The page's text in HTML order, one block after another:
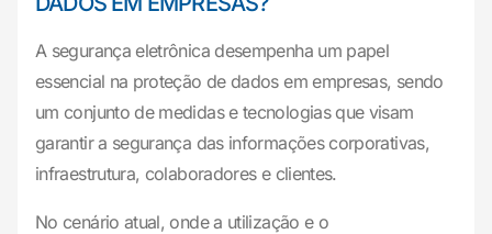
A segurança eletrônica desempenha um papel
essencial na proteção de dados em empresas, sendo
um conjunto de medidas e tecnologias que visam
garantir a segurança das informações corporativas,
infraestrutura, colaboradores e clientes.
No cenário atual, onde a utilização e o